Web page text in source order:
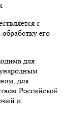
с
его
для
для
Российской
и